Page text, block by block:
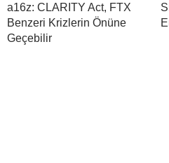
a16z: CLARITY Act, FTX
Benzeri Krizlerin Önüne
Geçebilir